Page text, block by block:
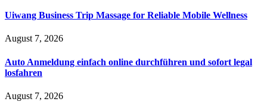
Uiwang Business Trip Massage for Reliable Mobile Wellness
August 7, 2026
Auto Anmeldung einfach online durchführen und sofort legal
losfahren
August 7, 2026